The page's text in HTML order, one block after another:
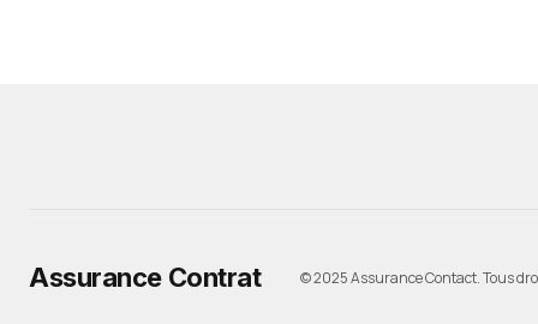
Assurance Contrat © 2025 Assurance Contact. Tous